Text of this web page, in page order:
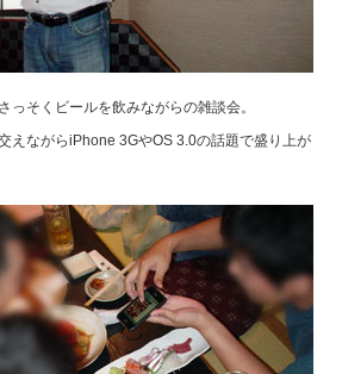
っそくビールを飲みながらの雑談会。
えながらiPhone 3GやOS 3.0の話題で盛り上が